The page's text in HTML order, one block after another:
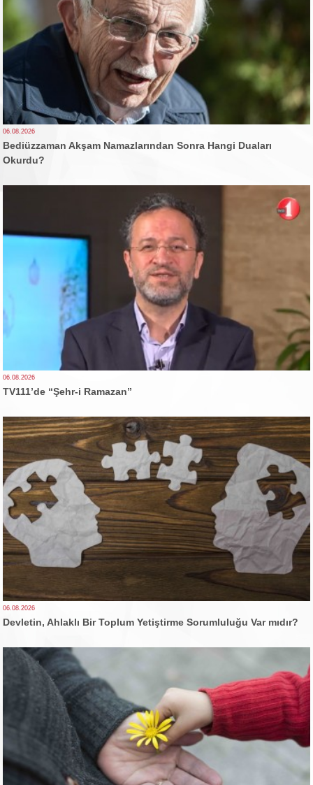
06.08.2026
Bediüzzaman Akşam Namazlarından Sonra Hangi Duaları
Okurdu?
06.08.2026
TV111’de “Şehr-i Ramazan”
06.08.2026
Devletin, Ahlaklı Bir Toplum Yetiştirme Sorumluluğu Var mıdır?